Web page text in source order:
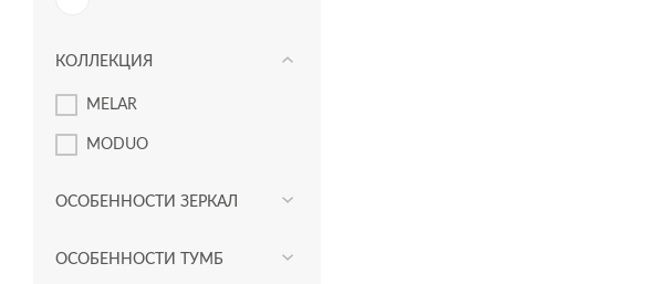
КОЛЛЕКЦИЯ
MELAR
MODUO
ОСОБЕННОСТИ ЗЕРКАЛ
ОСОБЕННОСТИ ТУМБ